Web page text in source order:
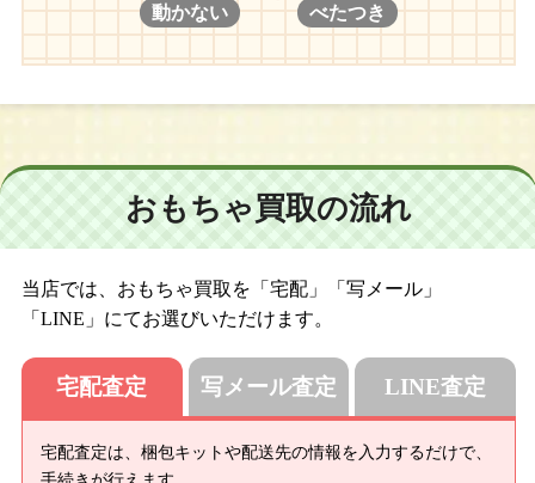
動かない べたつき
おもちゃ買取の流れ
当店では、おもちゃ買取を「宅配」「写メール」
「LINE」にてお選びいただけます。
宅配査定
宅配査定は、梱包キットや配送先の情報を入力するだけで、
手続きが行えます。
写メール査定 LINE査定